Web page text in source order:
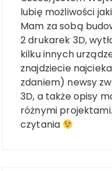
lubię możliwości
Mam za sobą
2 drukarek 3D,
kilku innych
znajdziecie
zdaniem) newsy
3D, a także opisy
różnymi
czytania